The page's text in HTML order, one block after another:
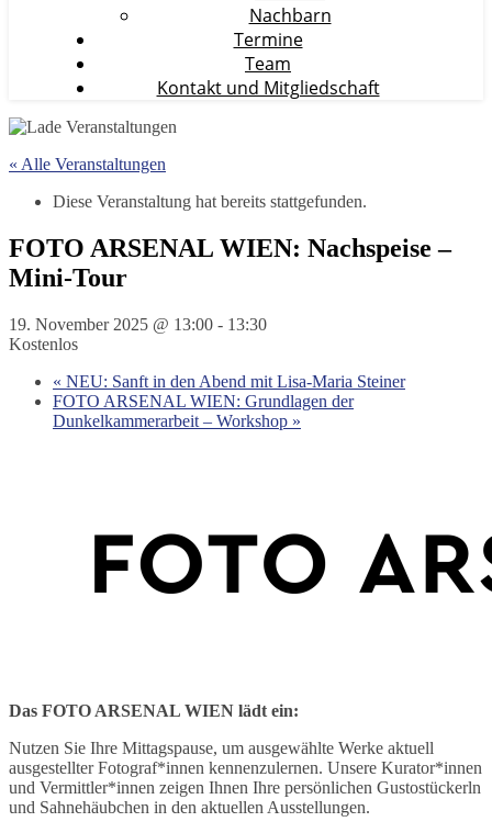
Nachbarn
Termine
Team
Kontakt und Mitgliedschaft
« Alle Veranstaltungen
Diese Veranstaltung hat bereits stattgefunden.
FOTO ARSENAL WIEN: Nachspeise –
Mini-Tour
19. November 2025 @ 13:00 - 13:30
Kostenlos
« NEU: Sanft in den Abend mit Lisa-Maria Steiner
FOTO ARSENAL WIEN: Grundlagen der
Dunkelkammerarbeit – Workshop »
Das FOTO ARSENAL WIEN lädt ein:
Nutzen Sie Ihre Mittagspause, um ausgewählte Werke aktuell
ausgestellter Fotograf*innen kennenzulernen. Unsere Kurator*innen
und Vermittler*innen zeigen Ihnen Ihre persönlichen Gustostückerln
und Sahnehäubchen in den aktuellen Ausstellungen.